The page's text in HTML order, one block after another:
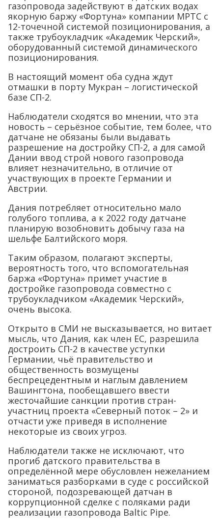
газопровода задействуют в датских водах
якорную баржу «Фортуна» компании МРТС с
12-точечной системой позиционирования, а
также трубоукладчик «Академик Черский»,
оборудованный системой динамического
позиционирования.
В настоящий момент оба судна ждут
отмашки в порту Мукран – логистической
базе СП-2.
Наблюдатели сходятся во мнении, что эта
новость – серьёзное событие, тем более, что
датчане не обязаны были выдавать
разрешение на достройку СП-2, а для самой
Дании ввод строй нового газопровода
влияет незначительно, в отличие от
участвующих в проекте Германии и
Австрии.
Дания потребляет относительно мало
голубого топлива, а к 2022 году датчане
планирую возобновить добычу газа на
шельфе Балтийского моря.
Таким образом, полагают эксперты,
вероятность того, что вспомогательная
баржа «Фортуна» примет участие в
достройке газопровода совместно с
трубоукладчиком «Академик Черский»,
очень высока.
Открыто в СМИ не высказывается, но витает
мысль, что Дания, как член ЕС, разрешила
достроить СП-2 в качестве уступки
Германии, чьё правительство и
общественность возмущены
беспрецедентным и наглым давлением
Вашингтона, пообещавшего ввести
жесточайшие санкции против стран-
участниц проекта «Северный поток – 2» и
отчасти уже приведя в исполнение
некоторые из своих угроз.
Наблюдатели также не исключают, что
прогиб датского правительства в
определённой мере обусловлен нежеланием
заниматься разборками в суде с российской
стороной, подозревающей датчан в
коррупционной сделке с поляками ради
реализации газопровода Baltic Pipe.